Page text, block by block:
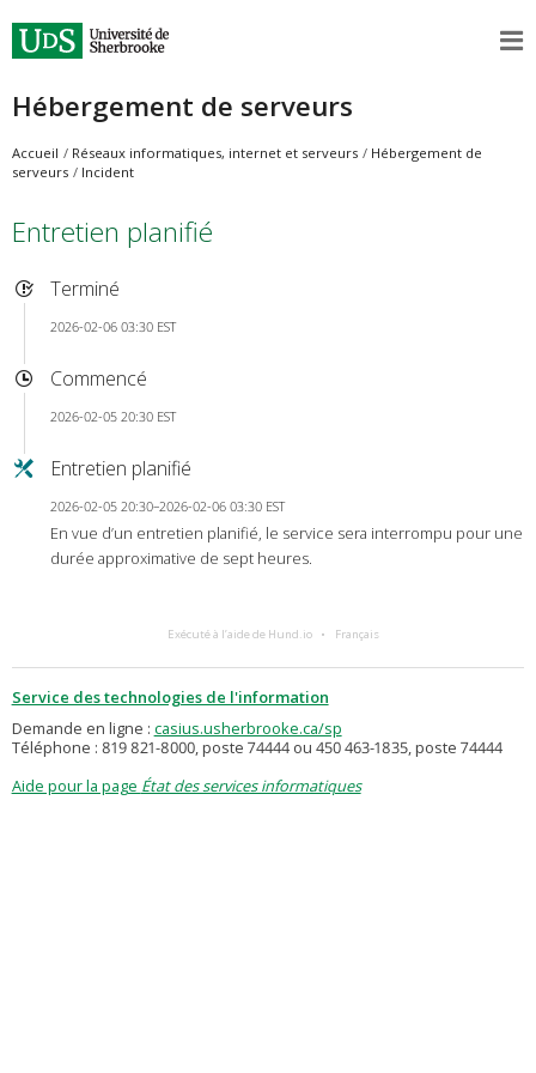
Hébergement de serveurs
Accueil Réseaux informatiques, internet et serveurs
Hébergement de
serveurs
Incident
Entretien planifié
Terminé
2026-02-06 03:30 EST
Commencé
2026-02-05 20:30 EST
Entretien planifié
2026-02-05 20:30–2026-02-06 03:30 EST
En vue d’un entretien planifié, le service sera interrompu pour une
durée approximative de sept heures.
Exécuté à l’aide de Hund.io Français
Service des technologies de l'information
Demande en ligne : casius.usherbrooke.ca/sp
Téléphone : 819 821-8000, poste 74444 ou 450 463-1835, poste 74444
Aide pour la page État des services informatiques